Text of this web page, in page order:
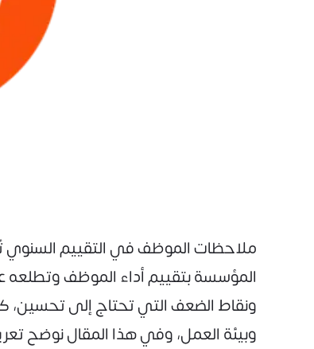
ملاحظات الموظف في التقييم السنوي
المؤسسة بتقييم أداء الموظف وتطلعه
ونقاط الضعف التي تحتاج إلى تحسين،
وبيئة العمل، وفي هذا المقال نوضح